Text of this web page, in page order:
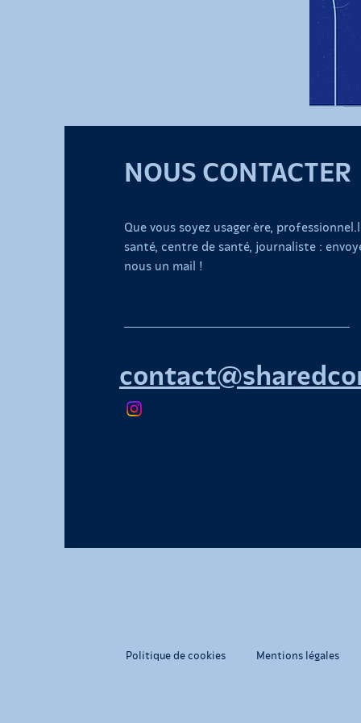
NOUS CONTACTER
Que vous soyez usager·ère,
santé, centre de santé, journaliste :
nous un mail !
Politique de cookies Mentions légales